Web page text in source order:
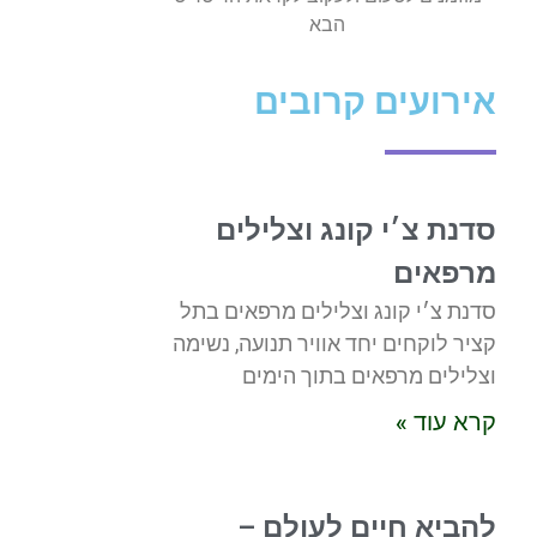
הבא
אירועים קרובים
סדנת צ׳י קונג וצלילים
מרפאים
סדנת צ׳י קונג וצלילים מרפאים בתל
קציר לוקחים יחד אוויר תנועה, נשימה
וצלילים מרפאים בתוך הימים
קרא עוד »
להביא חיים לעולם –